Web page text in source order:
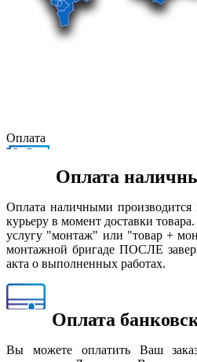
Оплата
Оплата
Оплата наличными производится
курьеру в момент доставки
услугу "монтаж" или "товар +
монтажной бригаде ПОСЛЕ
акта о выполненных работах.
Оплата
Вы можете оплатить Ваш